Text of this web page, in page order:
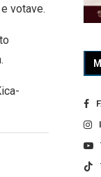
votave.